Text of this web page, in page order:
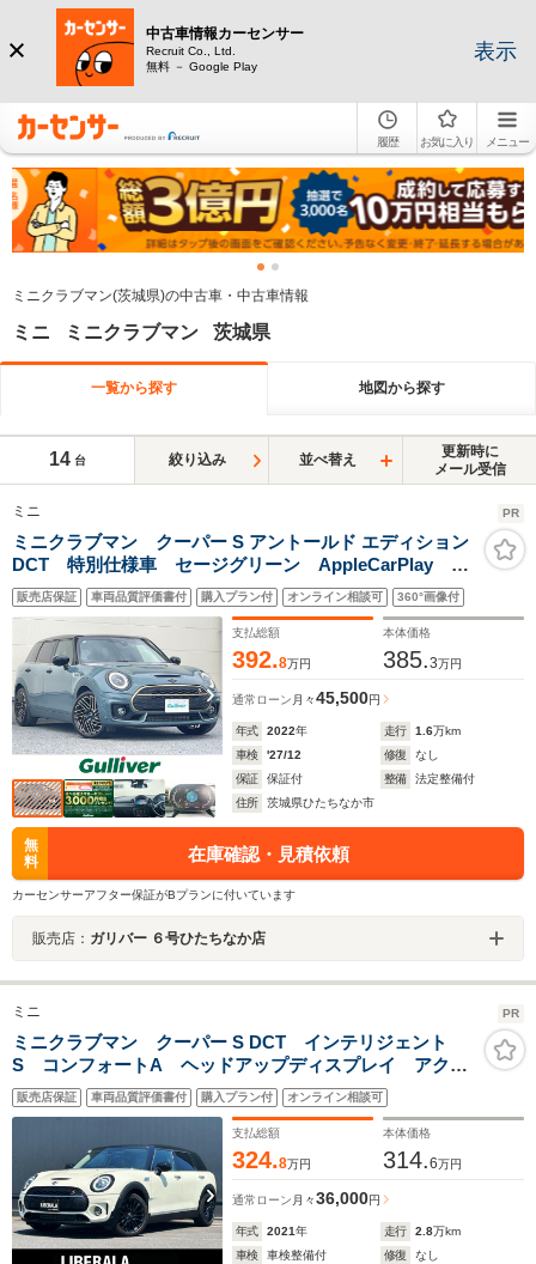
中古車情報カーセンサー
Recruit Co., Ltd.
無料 － Google Play
表示
履歴 お気に入り メニュー
ミニクラブマン(茨城県)の中古車・中古車情報
ミニ ミニクラブマン 茨城県
一覧から探す 地図から探す
14 台 絞り込み 並べ替え
更新時に
メール受信
ミニ PR
ミニクラブマン クーパー S アントールド エディション
DCT 特別仕様車 セージグリーン AppleCarPlay バ
ックカメラ ミラーETC 置く充電 MINI Yoursレザ
ー・ラウンジ セージ・グリーン シートヒーター ド
ラレコ LEDライト オートライト
販売店保証 車両品質評価書付 購入プラン付 オンライン相談可 360°画像付
支払総額
392.8万円
本体価格
385.3万円
通常ローン 月々45,500円
年式 2022年 走行 1.6万km
車検
'27/12 修復
なし
保証
保証付 整備
法定整備付
住所
茨城県ひたちなか市
無
料
在庫確認・見積依頼
カーセンサーアフター保証がBプランに付いています
販売店： ガリバー ６号ひたちなか店
ミニ PR
ミニクラブマン クーパー S DCT インテリジェント
S コンフォートA ヘッドアップディスプレイ アクテ
ィブクルーズコントロール ドライビングアシスト
PKG 純正ナビ バックカメラ ETC 純正17インチ
AW LEDヘッドライト Aライト 純正17インチAW
販売店保証 車両品質評価書付 購入プラン付 オンライン相談可
支払総額
324.8万円
本体価格
314.6万円
通常ローン 月々36,000円
年式 2021年 走行 2.8万km
車検
車検整備付 修復
なし